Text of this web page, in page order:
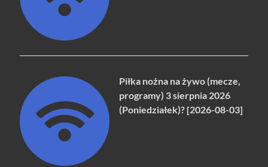
Piłka nożna na żywo (mecze,
programy) 3 sierpnia 2026
(Poniedziałek)? [2026-08-03]